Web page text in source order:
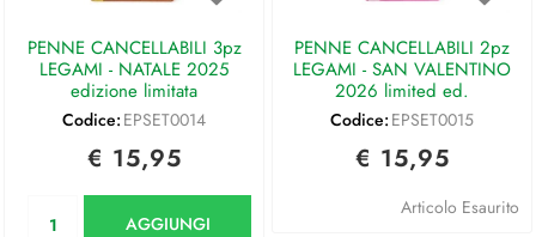
PENNE CANCELLABILI 3pz
LEGAMI - NATALE 2025
edizione limitata
Codice: EPSET0014
€ 15,95
AGGIUNGI
PENNE CANCELLABILI 2pz
LEGAMI - SAN VALENTINO
2026 limited ed.
Codice: EPSET0015
€ 15,95
Articolo Esaurito